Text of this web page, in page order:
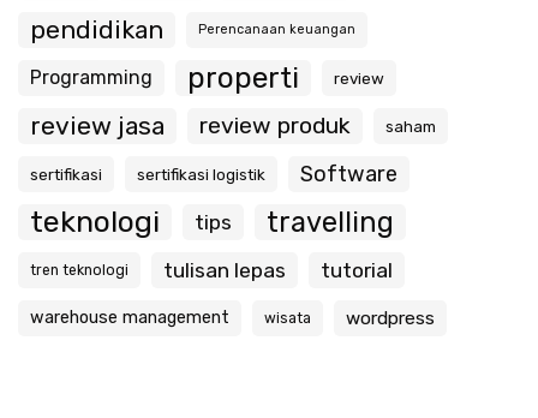
pendidikan Perencanaan keuangan
Programming properti review
review jasa review produk saham
sertifikasi sertifikasi logistik Software
teknologi tips travelling
tren teknologi tulisan lepas tutorial
warehouse management wisata wordpress